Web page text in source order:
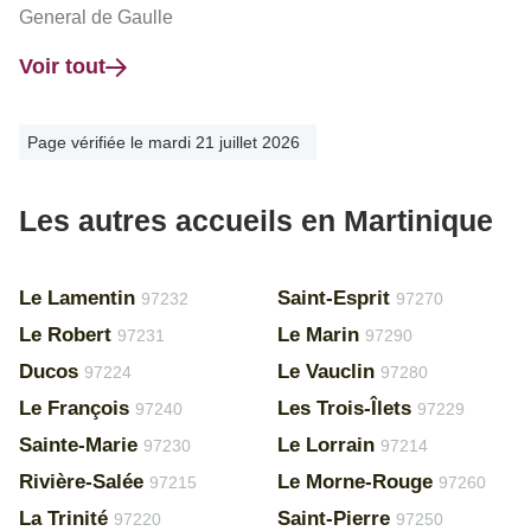
General de Gaulle
Voir tout
Page vérifiée le mardi 21 juillet 2026
Les autres accueils en Martinique
Le Lamentin 97232
Le Robert 97231
Ducos 97224
Le François 97240
Sainte-Marie 97230
Rivière-Salée 97215
La Trinité 97220
Saint-Esprit 97270
Le Marin 97290
Le Vauclin 97280
Les Trois-Îlets 97229
Le Lorrain 97214
Le Morne-Rouge 97260
Saint-Pierre 97250